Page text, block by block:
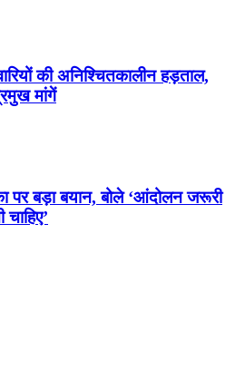
की अनिश्चितकालीन हड़ताल,
मांगें
पर बड़ा बयान, बोले ‘आंदोलन जरूरी